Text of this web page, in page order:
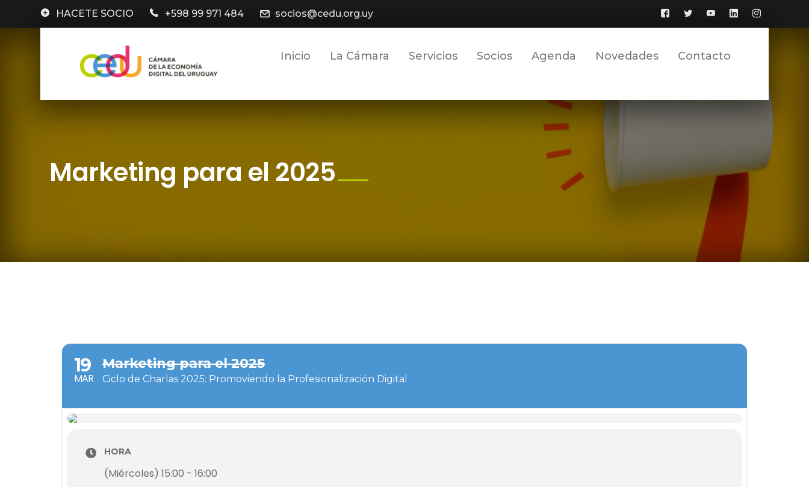
HACETE SOCIO +598 99 971 484 socios@cedu.org.uy
Facebook
Perfil
Twitter
Perfil
YouTube
Perfil
LinkedIn
PerfilPerfil
Inicio La Cámara Servicios Socios Agenda Novedades Contacto
Marketing para el 2025
19
MAR
Marketing para el 2025
Ciclo de Charlas 2025: Promoviendo la Profesionalización Digital
HORA
(Miércoles) 15:00 - 16:00